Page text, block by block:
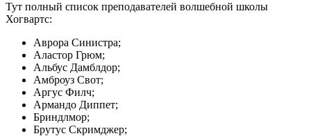
Тут полный список преподавателей волшебной школы
Хогвартс:
Аврора Синистра;
Аластор Грюм;
Альбус Дамблдор;
Амброуз Свот;
Аргус Филч;
Армандо Диппет;
Бриндлмор;
Брутус Скримджер;